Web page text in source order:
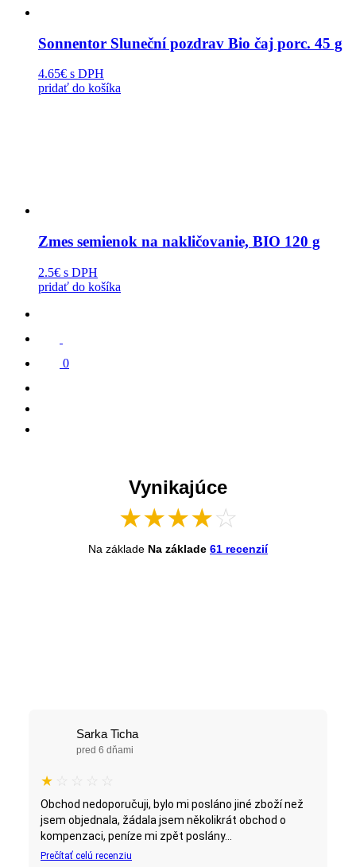
Sonnentor Sluneční pozdrav Bio čaj porc. 45 g
4.65€ s DPH
pridať do košíka
Zmes semienok na nakličovanie, BIO 120 g
2.5€ s DPH
pridať do košíka
0
Vynikajúce
★★★★☆
Na základe Na základe 61 recenzií
Sarka Ticha
pred 6 dňami
★ ☆ ☆ ☆ ☆
Obchod nedoporučuji, bylo mi posláno jiné zboží než
jsem objednala, žádala jsem několikrát obchod o
kompenzaci, peníze mi zpět poslány...
Prečítať celú recenziu